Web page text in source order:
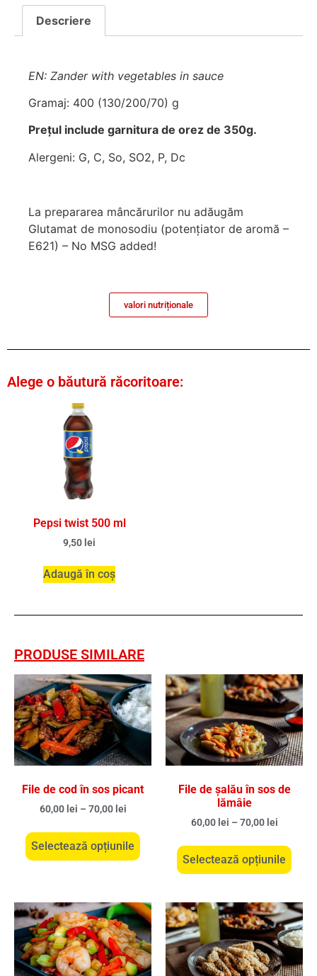
Descriere
EN: Zander with vegetables in sauce
Gramaj: 400 (130/200/70) g
Prețul include garnitura de orez de 350g.
Alergeni: G, C, So, SO2, P, Dc
La prepararea mâncărurilor nu adăugăm
Glutamat de monosodiu (potenţiator de aromă –
E621) – No MSG added!
valori nutriționale
Alege o băutură răcoritoare:
Pepsi twist 500 ml
9,50 lei
Adaugă în coș
PRODUSE SIMILARE
File de cod în sos picant
60,00 lei – 70,00 lei
Selectează opțiunile
File de șalău în sos de
lămâie
60,00 lei – 70,00 lei
Selectează opțiunile